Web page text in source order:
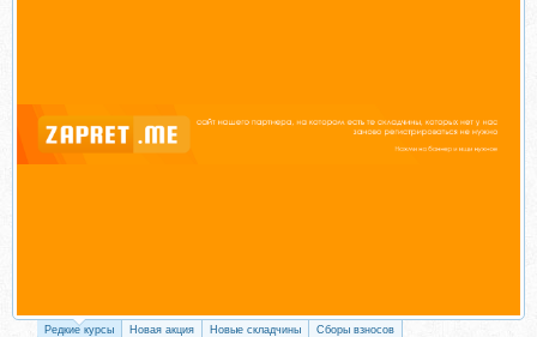
Редкие курсы Новая акция Новые складчины
Сборы взносов